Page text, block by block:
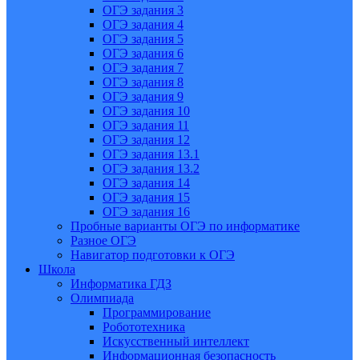
ОГЭ задания 3
ОГЭ задания 4
ОГЭ задания 5
ОГЭ задания 6
ОГЭ задания 7
ОГЭ задания 8
ОГЭ задания 9
ОГЭ задания 10
ОГЭ задания 11
ОГЭ задания 12
ОГЭ задания 13.1
ОГЭ задания 13.2
ОГЭ задания 14
ОГЭ задания 15
ОГЭ задания 16
Пробные варианты ОГЭ по информатике
Разное ОГЭ
Навигатор подготовки к ОГЭ
Школа
Информатика ГДЗ
Олимпиада
Программирование
Робототехника
Искусственный интеллект
Информационная безопасность